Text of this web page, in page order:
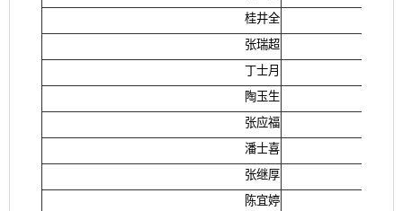
桂井全
张瑞超
丁士月
陶玉生
张应福
潘士喜
张继厚
陈宜婷